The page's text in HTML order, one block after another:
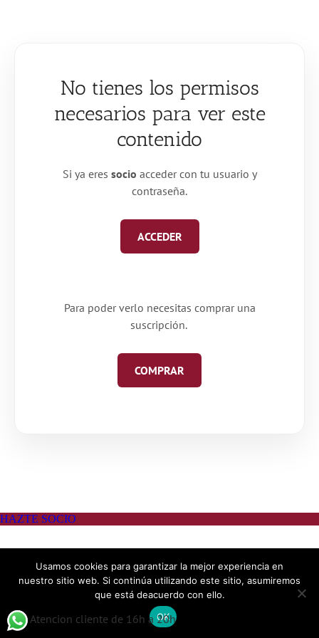
No tienes los permisos
necesarios para ver este
contenido
Si ya eres socio acceder con tu usuario y
contraseña.
ACCEDER
Para poder verlo necesitas comprar una
suscripción.
COMPRAR
Atencion cliente de 16h a 20h
Usamos cookies para garantizar la mejor experiencia en
nuestro sitio web. Si continúa utilizando este sitio, asumiremos
que está deacuerdo con ello.
OK